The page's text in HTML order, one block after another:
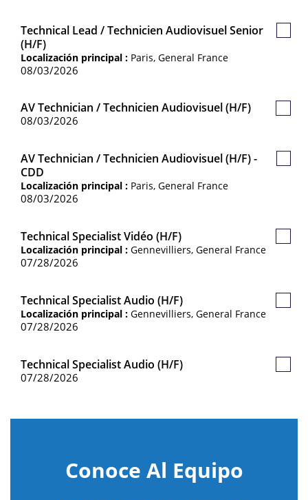
Technical Lead / Technicien Audiovisuel Senior
(H/F)
Localización principal : Paris, General France
08/03/2026
AV Technician / Technicien Audiovisuel (H/F)
08/03/2026
AV Technician / Technicien Audiovisuel (H/F) -
CDD
Localización principal : Paris, General France
08/03/2026
Technical Specialist Vidéo (H/F)
Localización principal : Gennevilliers, General France
07/28/2026
Technical Specialist Audio (H/F)
Localización principal : Gennevilliers, General France
07/28/2026
Technical Specialist Audio (H/F)
07/28/2026
Conoce Al Equipo